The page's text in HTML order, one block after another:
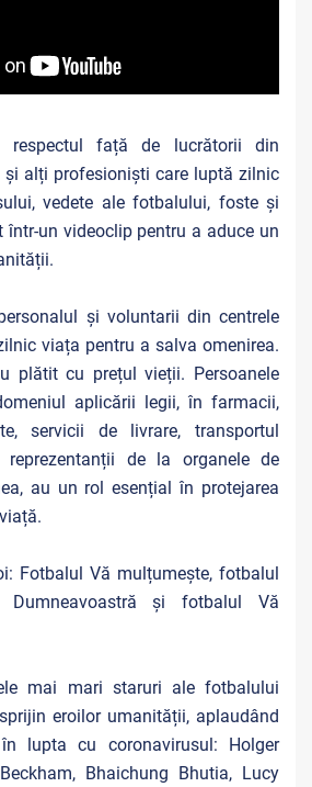
respectul față de lucrătorii din
alți profesioniști care luptă zilnic
vedete ale fotbalului, foste și
într-un videoclip pentru a aduce un
și voluntarii din centrele
viața pentru a salva omenirea.
plătit cu prețul vieții. Persoanele
aplicării legii, în farmacii,
servicii de livrare, transportul
de la organele de
au un rol esențial în protejarea
Fotbalul Vă mulțumește, fotbalul
Dumneavoastră și fotbalul Vă
mai mari staruri ale fotbalului
eroilor umanității, aplaudând
lupta cu coronavirusul: Holger
Bhaichung Bhutia, Lucy